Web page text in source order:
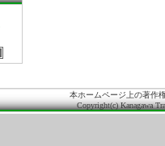
本ホームページ上の著作
Copyright(c) Kanagawa